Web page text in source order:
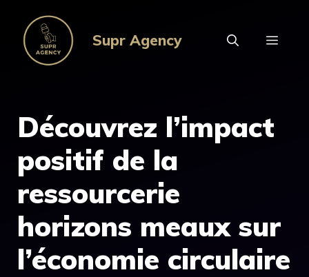
contenu
Supr Agency
Découvrez l’impact
positif de la
ressourcerie
horizons meaux sur
l’économie circulaire